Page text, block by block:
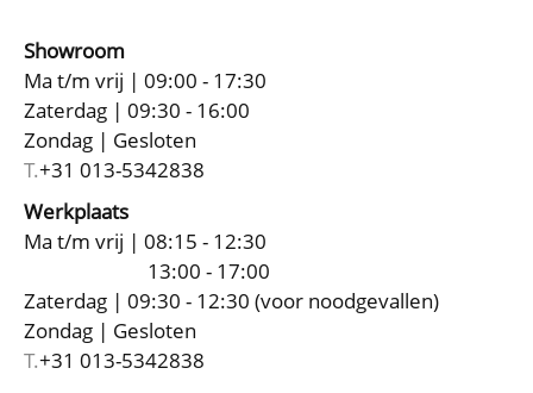
Showroom
Ma t/m vrij | 09:00 - 17:30
Zaterdag | 09:30 - 16:00
Zondag | Gesloten
T.+31 013-5342838
Werkplaats
Ma t/m vrij | 08:15 - 12:30
13:00 - 17:00
Zaterdag | 09:30 - 12:30 (voor noodgevallen)
Zondag | Gesloten
T.+31 013-5342838